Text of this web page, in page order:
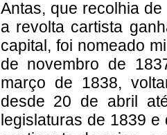
Antas, que recolhia
a revolta cartista
capital, foi nomeado
de novembro de
março de 1838,
desde 20 de abril
legislaturas de 1839